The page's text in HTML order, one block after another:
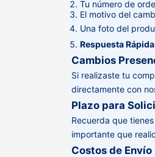
Tu número de
El motivo del
Una foto del
Respuesta Rápida
Cambios
Si realizaste tu
directamente con
Plazo para
Recuerda que
importante que
Costos de Envío